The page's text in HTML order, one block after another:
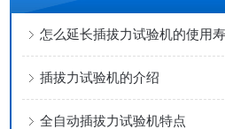
怎么延长插拔力试验机的使用
插拔力试验机的介绍
全自动插拔力试验机特点